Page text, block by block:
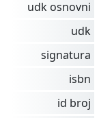
udk osnovni
udk
signatura
isbn
id broj